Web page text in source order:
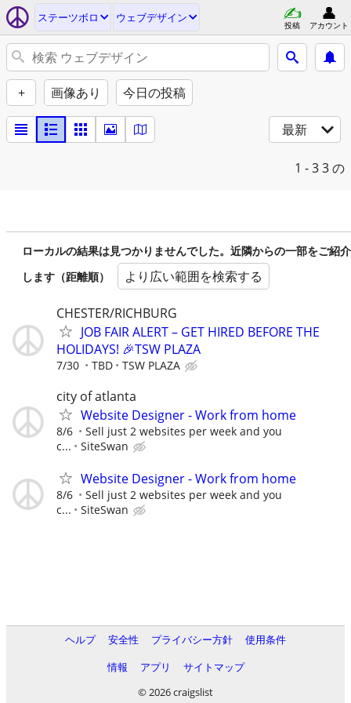
ステーツボロ ウェブデザイン
投稿 アカウント
+ 画像あり 今日の投稿
最新
1 - 33 の
ローカルの結果は見つかりませんでした。近隣からの一部をご紹介
します（距離順）
より広い範囲を検索する
CHESTER/RICHBURG
JOB FAIR ALERT – GET HIRED BEFORE THE
HOLIDAYS! 🎉TSW PLAZA
7/30 TBD TSW PLAZA
city of atlanta
Website Designer - Work from home
8/6
Sell just 2 websites per week and you
c...
SiteSwan
Website Designer - Work from home
8/6
Sell just 2 websites per week and you
c...
SiteSwan
ヘルプ 安全性 プライバシー方針
使用条件
情報
アプリ
サイトマップ
© 2026 craigslist